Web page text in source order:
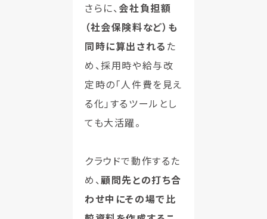
さらに、 会社負担額
（社会保険料など）も
同時に算出される た
め、採用時や給与改
定時の「人件費を見え
る化」するツールとし
ても大活躍。
クラウドで動作するた
め、顧問先との打ち合
わせ中にその場で比